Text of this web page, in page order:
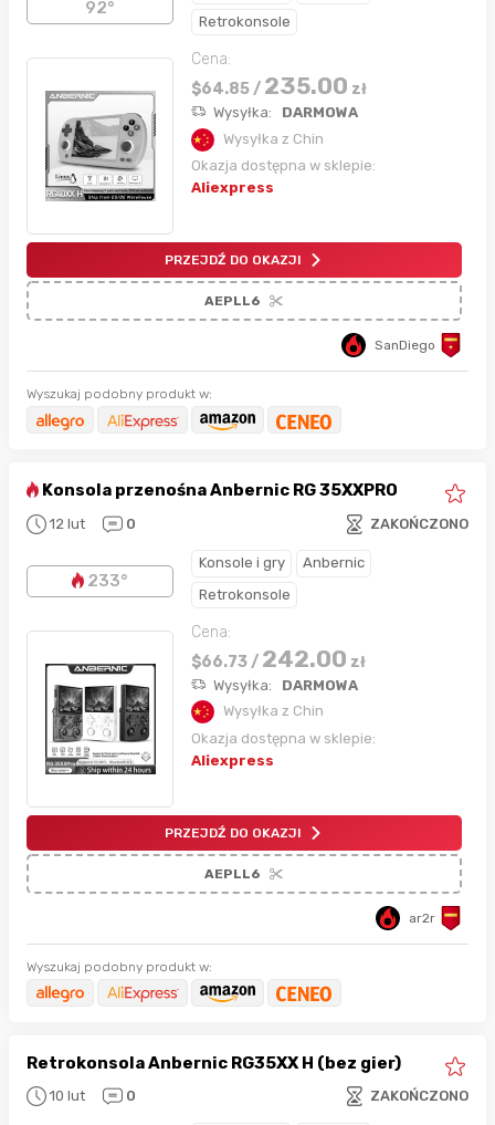
92°
Retrokonsole
Cena:
$64.85/ 235.00 zł
Wysyłka:
DARMOWA
Wysyłka z Chin
Okazja dostępna w sklepie:
Aliexpress
PRZEJDŹ DO OKAZJI
AEPLL6
SanDiego
Wyszukaj podobny produkt w:
Konsola przenośna Anbernic RG 35XXPRO
12 lut 0 ZAKOŃCZONO
233°
Konsole i gry
Anbernic
Retrokonsole
Cena:
$66.73 / 242.00 zł
Wysyłka:
DARMOWA
Wysyłka z Chin
Okazja dostępna w sklepie:
Aliexpress
PRZEJDŹ DO OKAZJI
AEPLL6
ar2r
Wyszukaj podobny produkt w:
Retrokonsola Anbernic RG35XX H (bez gier)
10 lut 0 ZAKOŃCZONO